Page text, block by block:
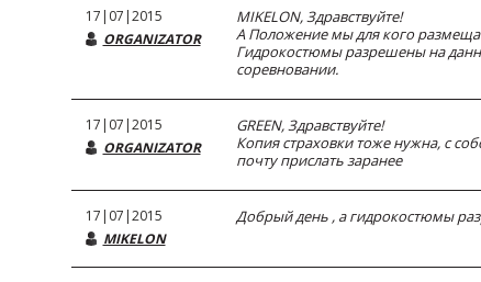
17|07|2015
ORGANIZATOR
MIKELON, Здравствуйте!
А Положение мы для кого
Гидрокостюмы разрешены на
соревновании.
17|07|2015
ORGANIZATOR
GREEN, Здравствуйте!
Копия страховки тоже нужна, с
почту прислать заранее
17|07|2015
MIKELON
Добрый день , а гидрокостюмы